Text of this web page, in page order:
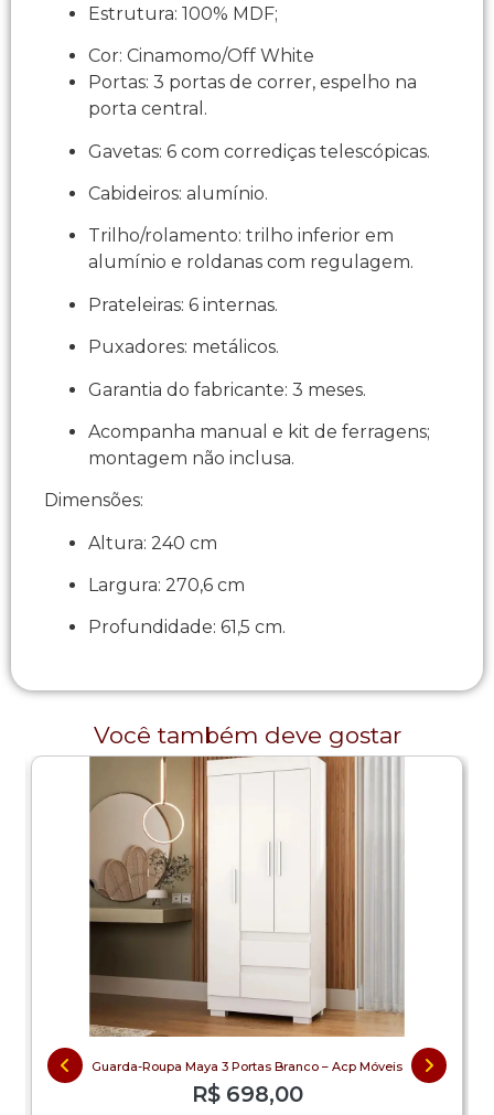
Estrutura: 100% MDF;
Cor: Cinamomo/Off White
Portas: 3 portas de correr, espelho na
porta central.
Gavetas: 6 com corrediças telescópicas.
Cabideiros: alumínio.
Trilho/rolamento: trilho inferior em
alumínio e roldanas com regulagem.
Prateleiras: 6 internas.
Puxadores: metálicos.
Garantia do fabricante: 3 meses.
Acompanha manual e kit de ferragens;
montagem não inclusa.
Dimensões:
Altura: 240 cm
Largura: 270,6 cm
Profundidade: 61,5 cm.
Você também deve gostar
Guarda-Roupa Maya 3 Portas Branco – Acp Móveis
R$698,00